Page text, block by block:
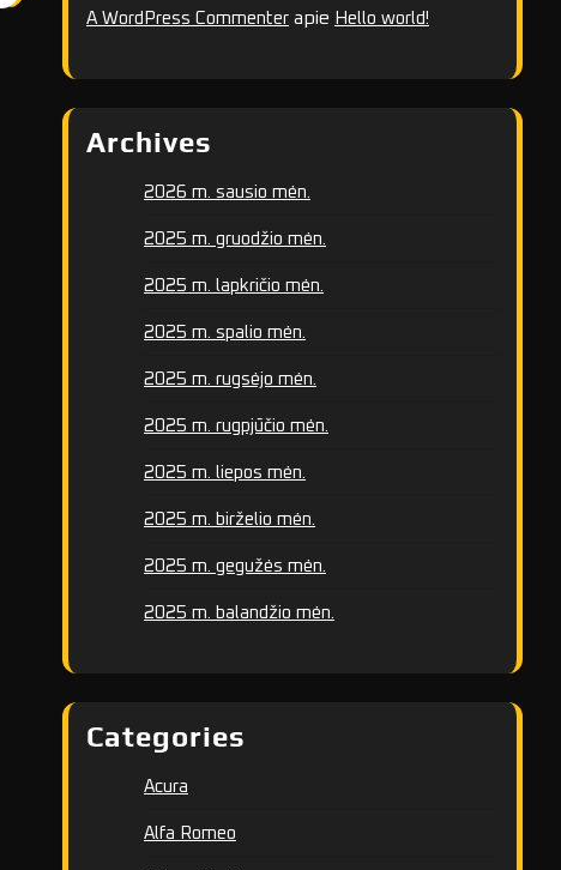
A WordPress Commenter apie Hello world!
Archives
2026 m. sausio mėn.
2025 m. gruodžio mėn.
2025 m. lapkričio mėn.
2025 m. spalio mėn.
2025 m. rugsėjo mėn.
2025 m. rugpjūčio mėn.
2025 m. liepos mėn.
2025 m. birželio mėn.
2025 m. gegužės mėn.
2025 m. balandžio mėn.
Categories
Acura
Alfa Romeo